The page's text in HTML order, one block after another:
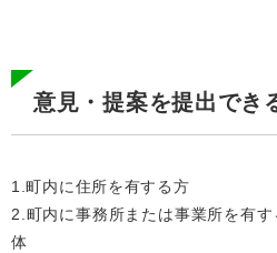
意見・提案を提出でき
1.町内に住所を有する方
2.町内に事務所または事業所を有
体